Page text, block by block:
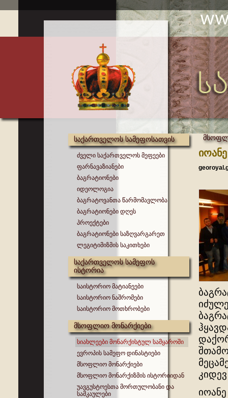
საქართველოს სამეფოსათვის
ძველი საქართველოს მეფეები
ფარნავაზიანები
ბაგრატიონები
იდეოლოგია
ბაგრატოვანთა წარმომავლობა
ბაგრატიონები დღეს
პროექტები
ბაგრატიონები საზღვარგარეთ
ლეგიტიმიზმის საკითხები
საქართველოს სამეფოს
ისტორია
საისტორიო მატიანეები
საისტორიო ნაშრომები
საისტორიო მოთხრობები
მსოფლიო მონარქიები
სიახლეები მონარქისტულ სამყაროში
ევროპის სამეფო დინასტიები
მსოფლიო მონარქიები
მსოფლიო მონარქიზმის ისტორიიდან
უავგუსტოესთა მორთულობანი და
სამკაულები